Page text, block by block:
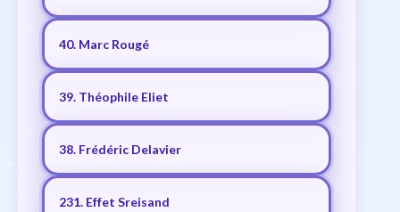
40. Marc Rougé
39. Théophile Eliet
38. Frédéric Delavier
231. Effet Sreisand